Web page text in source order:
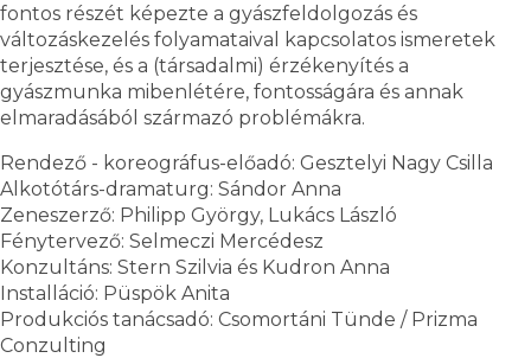
fontos részét képezte a gyászfeldolgozás és
változáskezelés folyamataival kapcsolatos ismeretek
terjesztése, és a (társadalmi) érzékenyítés a
gyászmunka mibenlétére, fontosságára és annak
elmaradásából származó problémákra.
Rendező - koreográfus-előadó: Gesztelyi Nagy Csilla
Alkotótárs-dramaturg: Sándor Anna
Zeneszerző: Philipp György, Lukács László
Fénytervező: Selmeczi Mercédesz
Konzultáns: Stern Szilvia és Kudron Anna
Installáció: Püspök Anita
Produkciós tanácsadó: Csomortáni Tünde / Prizma
Conzulting